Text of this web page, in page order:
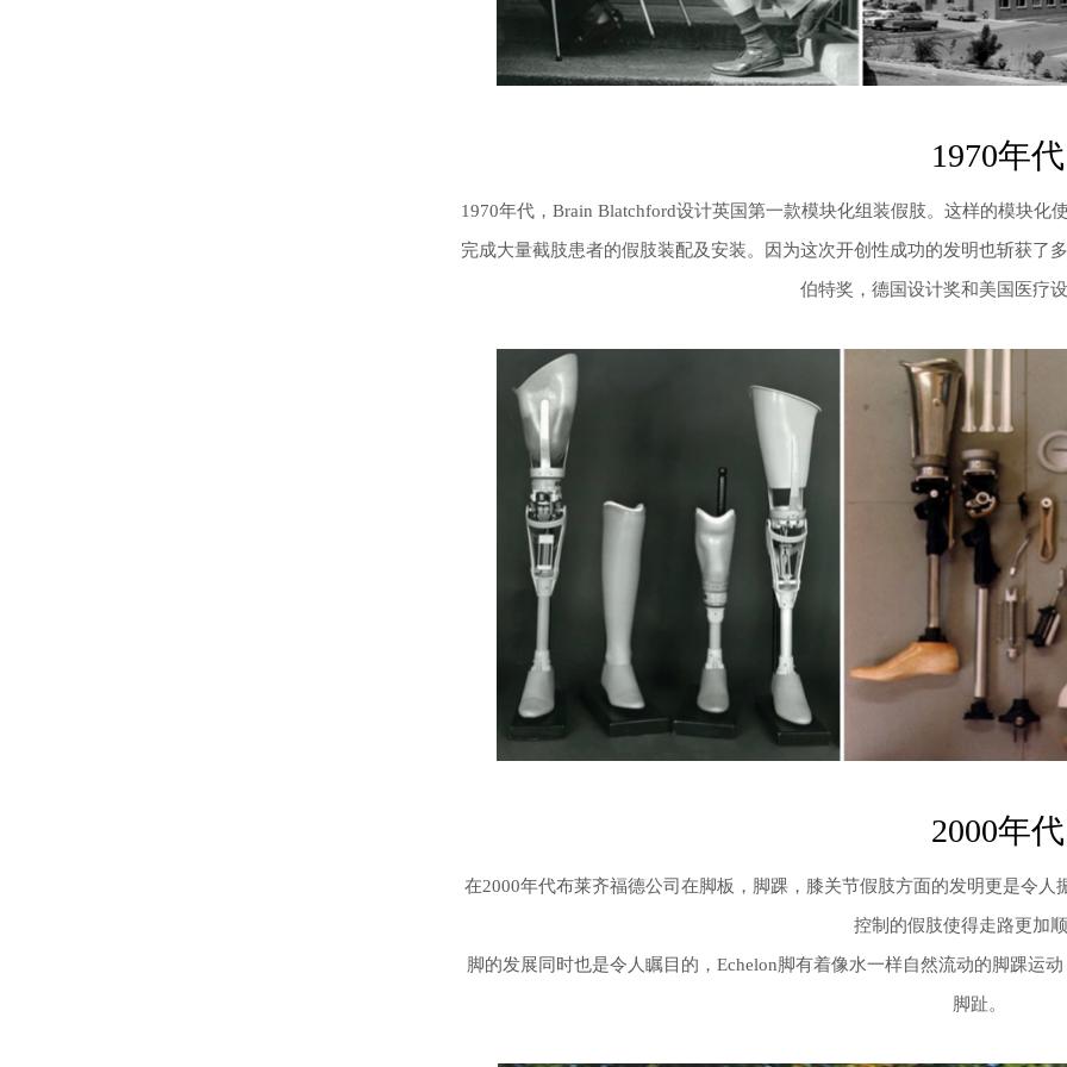
1970年代
1970年代，Brain Blatchford设计英国第一款模块化组装假肢。这样的模块
完成大量截肢患者的假肢装配及安装。因为这次开创性成功的发明也斩获了
伯特奖，德国设计奖和美国医疗
2000年代
在2000年代布莱齐福德公司在脚板，脚踝，膝关节假肢方面的发明更是令
控制的假肢使得走路更加
脚的发展同时也是令人瞩目的，Echelon脚有着像水一样自然流动的脚踝运
脚趾。